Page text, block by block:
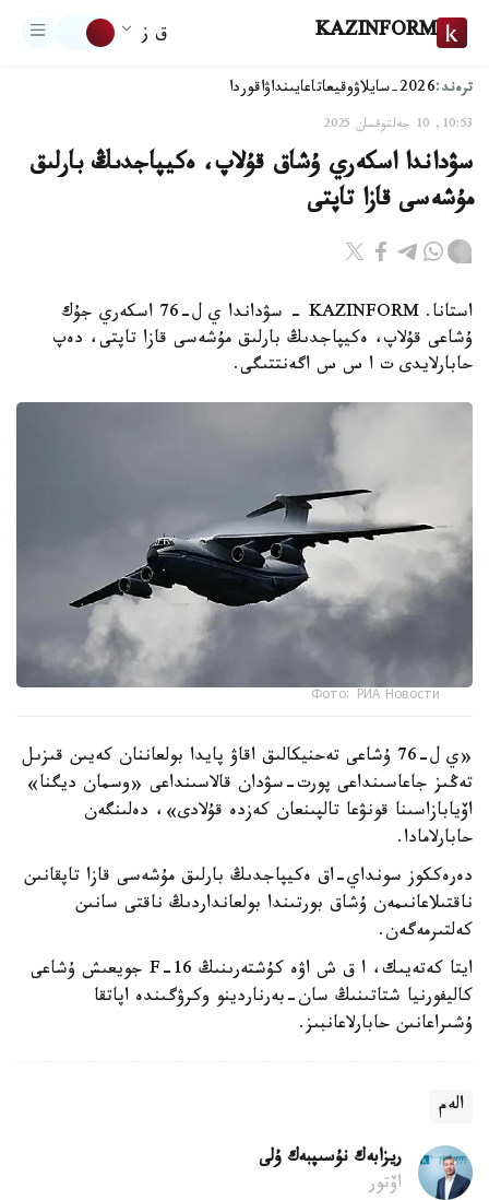
KAZINFORM ق ز
ترەند:2026-سايلاۋ وقيعاتاعايىنداۋاقوردا
10:53, 10 جەلتوقسان 2025
سۋداندا اسكەري ۇشاق قۇلاپ، ەكيپاجدىڭ بارلىق
مۇشەسى قازا تاپتى
استانا. KAZINFORM - سۋداندا ي ل-76 اسكەري جۇك
ۇشاعى قۇلاپ، ەكيپاجدىڭ بارلىق مۇشەسى قازا تاپتى، دەپ
حابارلايدى ت ا س س اگەنتتىگى.
Фото: РИА Новости
«ي ل-76 ۇشاعى تەحنيكالىق اقاۋ پايدا بولعاننان كەيىن قىزىل
تەڭىز جاعاسىنداعى پورت-سۋدان قالاسىنداعى «وسمان ديگنا»
اۆيابازاسىنا قونۋعا تالپىنعان كەزدە قۇلادى»، دەلىنگەن
حابارلامادا.
دەرەككوز سونداي-اق ەكيپاجدىڭ بارلىق مۇشەسى قازا تاپقانىن
ناقتىلاعانىمەن ۇشاق بورتىندا بولعانداردىڭ ناقتى سانىن
كەلتىرمەگەن.
ايتا كەتەيىك، ا ق ش اۋە كۇشتەرىنىڭ F-16 جويعىش ۇشاعى
كاليفورنيا شتاتىنىڭ سان-بەرناردينو وكرۋگىندە اپاتقا
ۇشىراعانىن حابارلاعانبىز.
الەم
ريزابەك نۇسىپبەك ۇلى
اۆتور